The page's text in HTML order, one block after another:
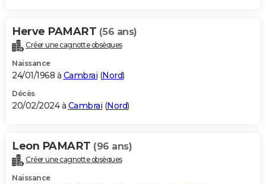
Herve PAMART (56 ans)
Créer une cagnotte obsèques
Naissance
24/01/1968 à Cambrai (Nord)
Décès
20/02/2024 à Cambrai (Nord)
Leon PAMART (96 ans)
Créer une cagnotte obsèques
Naissance